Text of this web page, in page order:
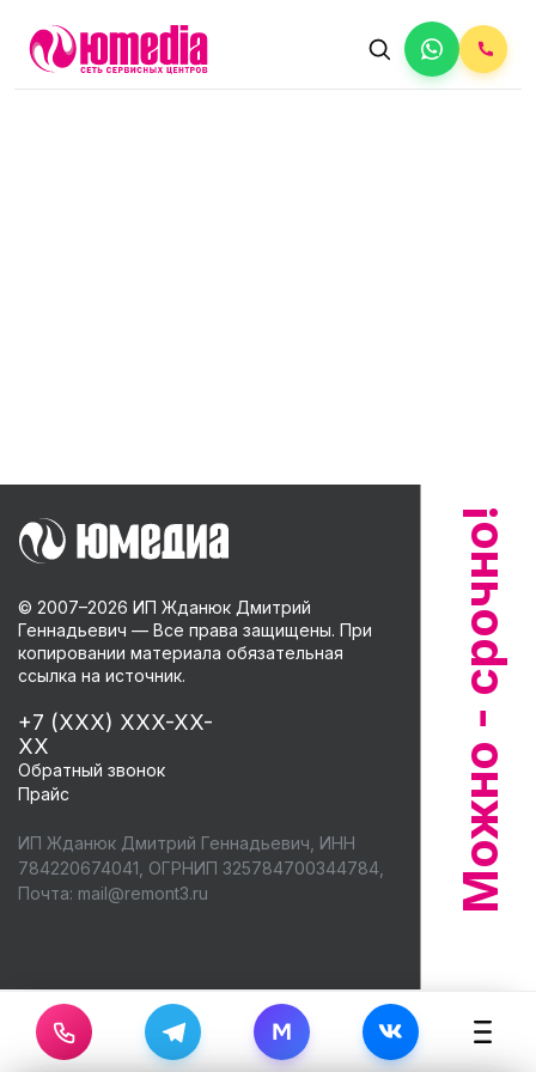
© 2007–2026 ИП Жданюк Дмитрий
Геннадьевич — Все права защищены. При
копировании материала обязательная
ссылка на источник.
+7 (XXX) XXX-XX-
XX
Обратный звонок
Прайс
ИП Жданюк Дмитрий Геннадьевич, ИНН
784220674041, ОГРНИП 325784700344784,
Почта: mail@remont3.ru
M